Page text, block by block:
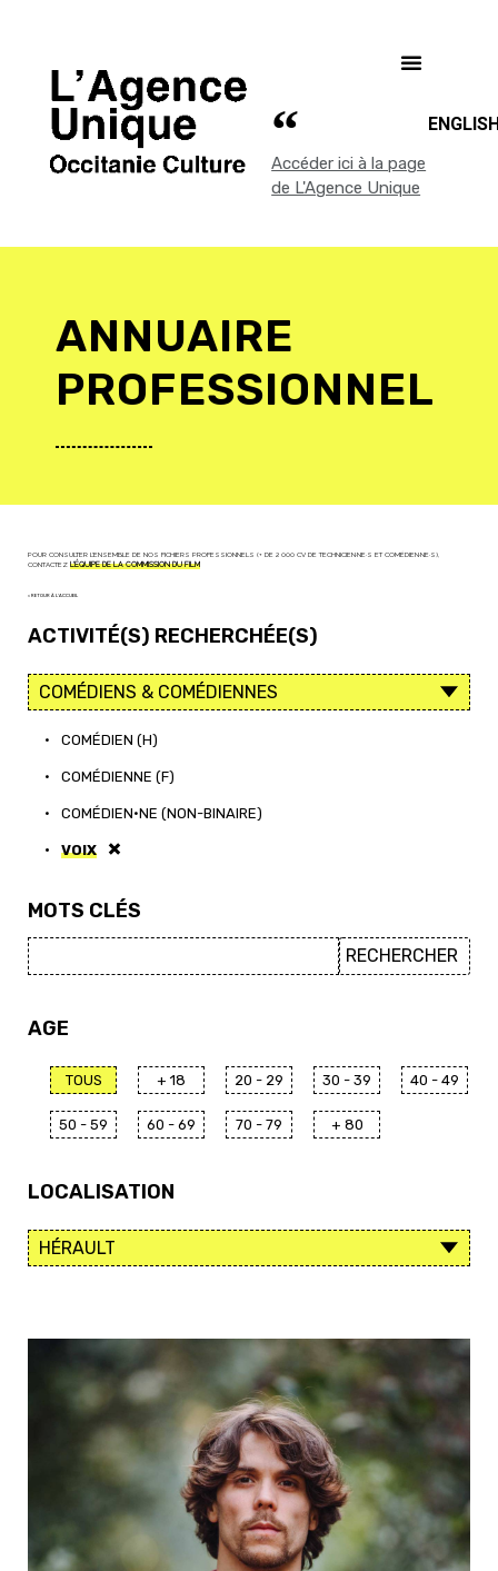
Accéder ici à la page
de L'Agence Unique
ANNUAIRE
PROFESSIONNEL
POUR CONSULTER L'ENSEMBLE DE NOS FICHIERS PROFESSIONNELS (+ DE 2 000 CV DE TECHNICIEN·NE·S ET COMÉDIEN·NE·S),
CONTACTEZ L'ÉQUIPE DE LA COMMISSION DU FILM
< RETOUR À L'ACCUEIL
ACTIVITÉ(S) RECHERCHÉE(S)
• COMÉDIEN (H)
• COMÉDIENNE (F)
• COMÉDIEN·NE (NON-BINAIRE)
• VOIX
MOTS CLÉS
AGE
TOUS + 18 20 - 29 30 - 39 40 - 49
50 - 59 60 - 69 70 - 79 + 80
LOCALISATION